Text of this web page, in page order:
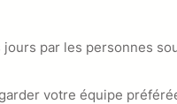
par les personnes
votre équipe